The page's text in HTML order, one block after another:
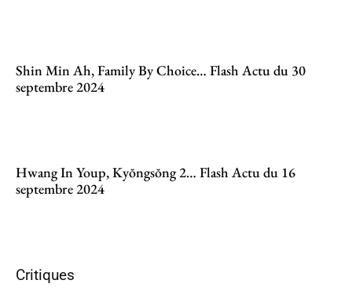
Shin Min Ah, Family By Choice… Flash Actu du 30
septembre 2024
Hwang In Youp, Kyŏngsŏng 2… Flash Actu du 16
septembre 2024
Critiques